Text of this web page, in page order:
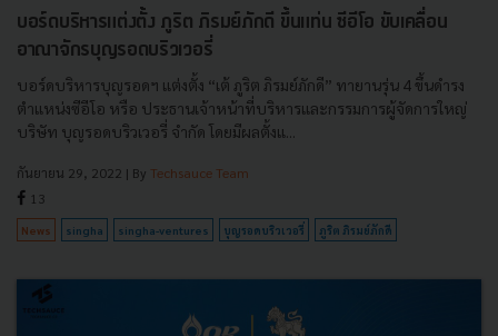
บอร์ดบริหารแต่งตั้ง ภูริต ภิรมย์ภักดี ขึ้นแท่น ซีอีโอ ขับเคลื่อน
อาณาจักรบุญรอดบริวเวอรี่
บอร์ดบริหารบุญรอดฯ แต่งตั้ง “เต้ ภูริต ภิรมย์ภักดี” ทายานรุ่น 4 ขึ้นดำรง
ตำแหน่งซีอีโอ หรือ ประธานเจ้าหน้าที่บริหารและกรรมการผู้จัดการใหญ่
บริษัท บุญรอดบริวเวอรี่ จำกัด โดยมีผลตั้งแ...
กันยายน 29, 2022 | By Techsauce Team
13
News singha singha-ventures บุญรอดบริวเวอรี่ ภูริต ภิรมย์ภักดี